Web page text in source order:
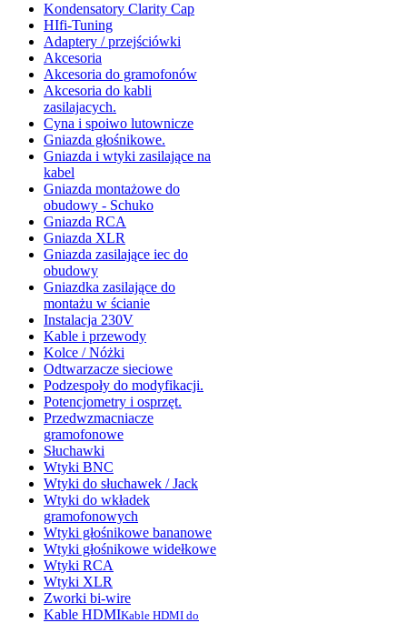
Kondensatory Clarity Cap
HIfi-Tuning
Adaptery / przejściówki
Akcesoria
Akcesoria do gramofonów
Akcesoria do kabli
zasilajacych.
Cyna i spoiwo lutownicze
Gniazda głośnikowe.
Gniazda i wtyki zasilające na
kabel
Gniazda montażowe do
obudowy - Schuko
Gniazda RCA
Gniazda XLR
Gniazda zasilające iec do
obudowy
Gniazdka zasilające do
montażu w ścianie
Instalacja 230V
Kable i przewody
Kolce / Nóżki
Odtwarzacze sieciowe
Podzespoły do modyfikacji.
Potencjometry i osprzęt.
Przedwzmacniacze
gramofonowe
Słuchawki
Wtyki BNC
Wtyki do słuchawek / Jack
Wtyki do wkładek
gramofonowych
Wtyki głośnikowe bananowe
Wtyki głośnikowe widełkowe
Wtyki RCA
Wtyki XLR
Zworki bi-wire
Kable HDMIKable HDMI do